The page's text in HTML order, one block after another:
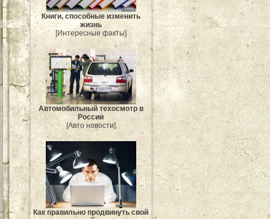
Книги, способные изменить
жизнь
[Интересные факты]
Автомобильный техосмотр в
России
[Авто новости]
Как правильно продвинуть свой